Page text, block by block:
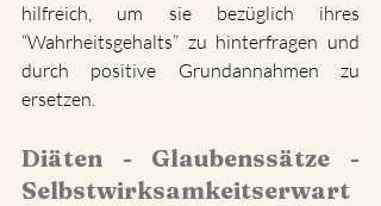
hilfreich, um sie bezüglich ihres
“Wahrheitsgehalts” zu hinterfragen und
durch positive Grundannahmen zu
ersetzen.
Diäten - Glaubenssätze -
Selbstwirksamkeitserwart